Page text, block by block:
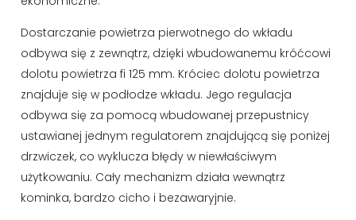
Dostarczanie powietrza pierwotnego do wkładu
odbywa się z zewnątrz, dzięki wbudowanemu króćcowi
dolotu powietrza fi 125 mm. Króciec dolotu powietrza
znajduje się w podłodze wkładu. Jego regulacja
odbywa się za pomocą wbudowanej przepustnicy
ustawianej jednym regulatorem znajdującą się poniżej
drzwiczek, co wyklucza błędy w niewłaściwym
użytkowaniu. Cały mechanizm działa wewnątrz
kominka, bardzo cicho i bezawaryjnie.